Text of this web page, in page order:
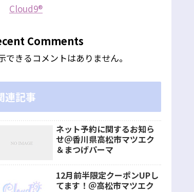
Cloud9®
Comments
できるコメントはありません。
連記事
ネット予約に関するお知ら
せ＠香川県高松市マツエク
＆まつげパーマ
12月前半限定クーポンUPし
てます！＠高松市マツエク